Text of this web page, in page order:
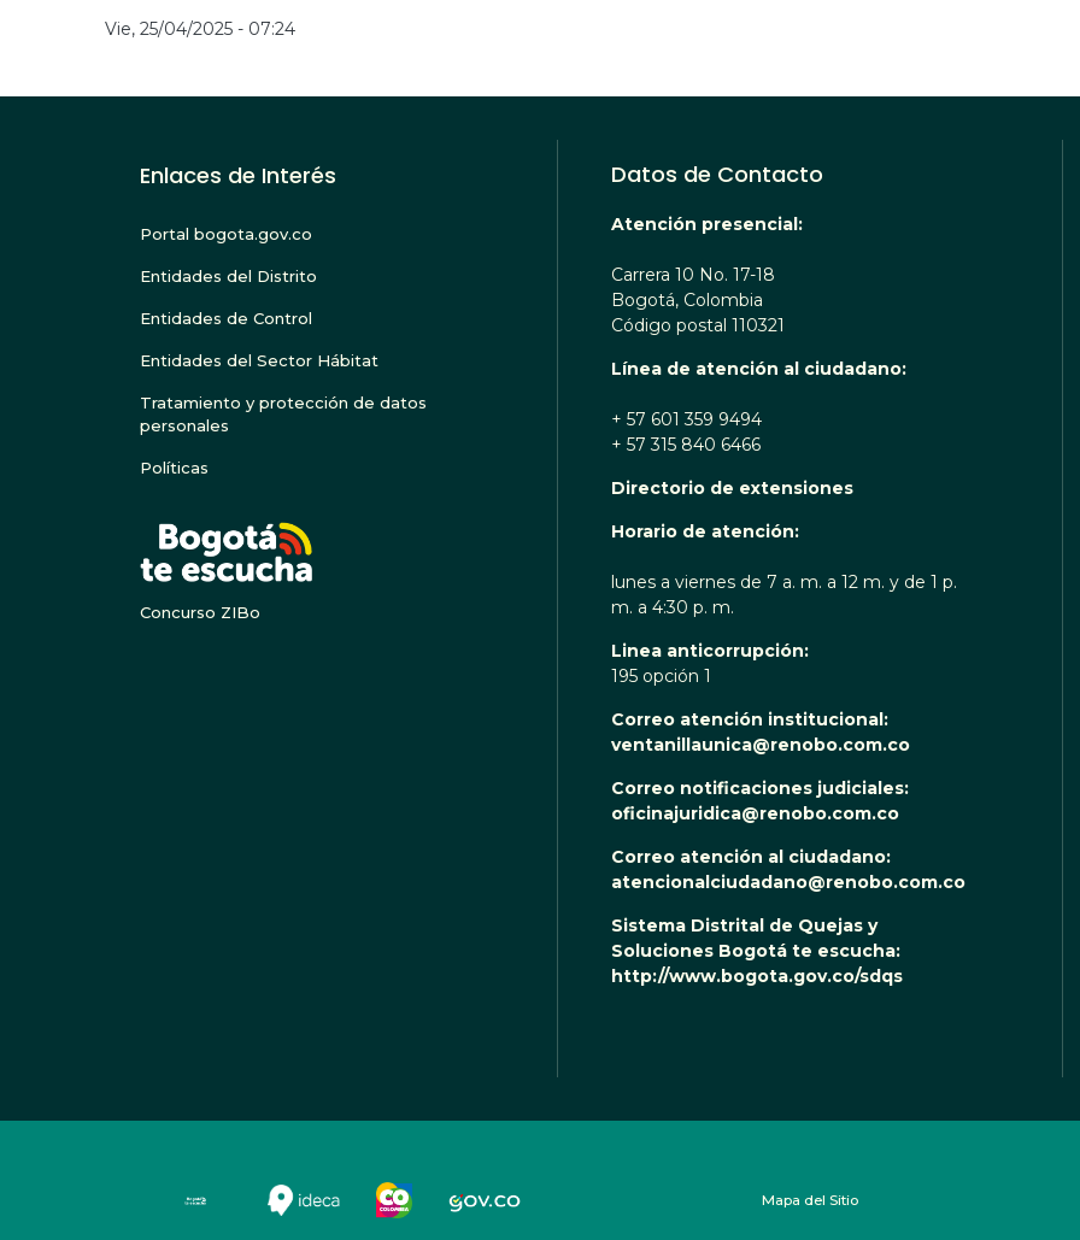
Vie, 25/04/2025 - 07:24
Enlaces de Interés
Portal bogota.gov.co
Entidades del Distrito
Entidades de Control
Entidades del Sector Hábitat
Tratamiento y protección de datos
personales
Políticas
Concurso ZIBo
Datos de Contacto
Atención presencial:
Carrera 10 No. 17-18
Bogotá, Colombia
Código postal 110321
Línea de atención al ciudadano:
+ 57 601 359 9494
+ 57 315 840 6466
Directorio de extensiones
Horario de atención:
lunes a viernes de 7 a. m. a 12 m. y de 1 p.
m. a 4:30 p. m.
Linea anticorrupción:
195 opción 1
Correo atención institucional:
ventanillaunica@renobo.com.co
Correo notificaciones judiciales:
oficinajuridica@renobo.com.co
Correo atención al ciudadano:
atencionalciudadano@renobo.com.co
Sistema Distrital de Quejas y
Soluciones Bogotá te escucha:
http://www.bogota.gov.co/sdqs
Mapa del Sitio